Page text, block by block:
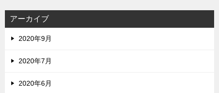
アーカイブ
2020年9月
2020年7月
2020年6月